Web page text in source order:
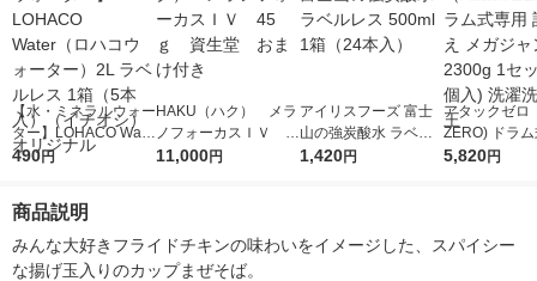
【水・ミネラルウォー
ター】LOHACO Wate
r（ロハコウォータ
シ） オリジナル
490円
HAKU（ハク） メラ
ノフォーカスＩＶ 4
5ｇ 資生堂 おまけ
11,000円
アイリスフーズ 富士
山の強炭酸水 ラベル
レス 500ml 1箱（24
1,420円
アタックゼロ
ZERO) ドラ
詰め替え メガ
5,820円
商品説明
みんな大好きフライドチキンの味わいをイメージした、スパイシー
な揚げ玉入りのカップまぜそば。